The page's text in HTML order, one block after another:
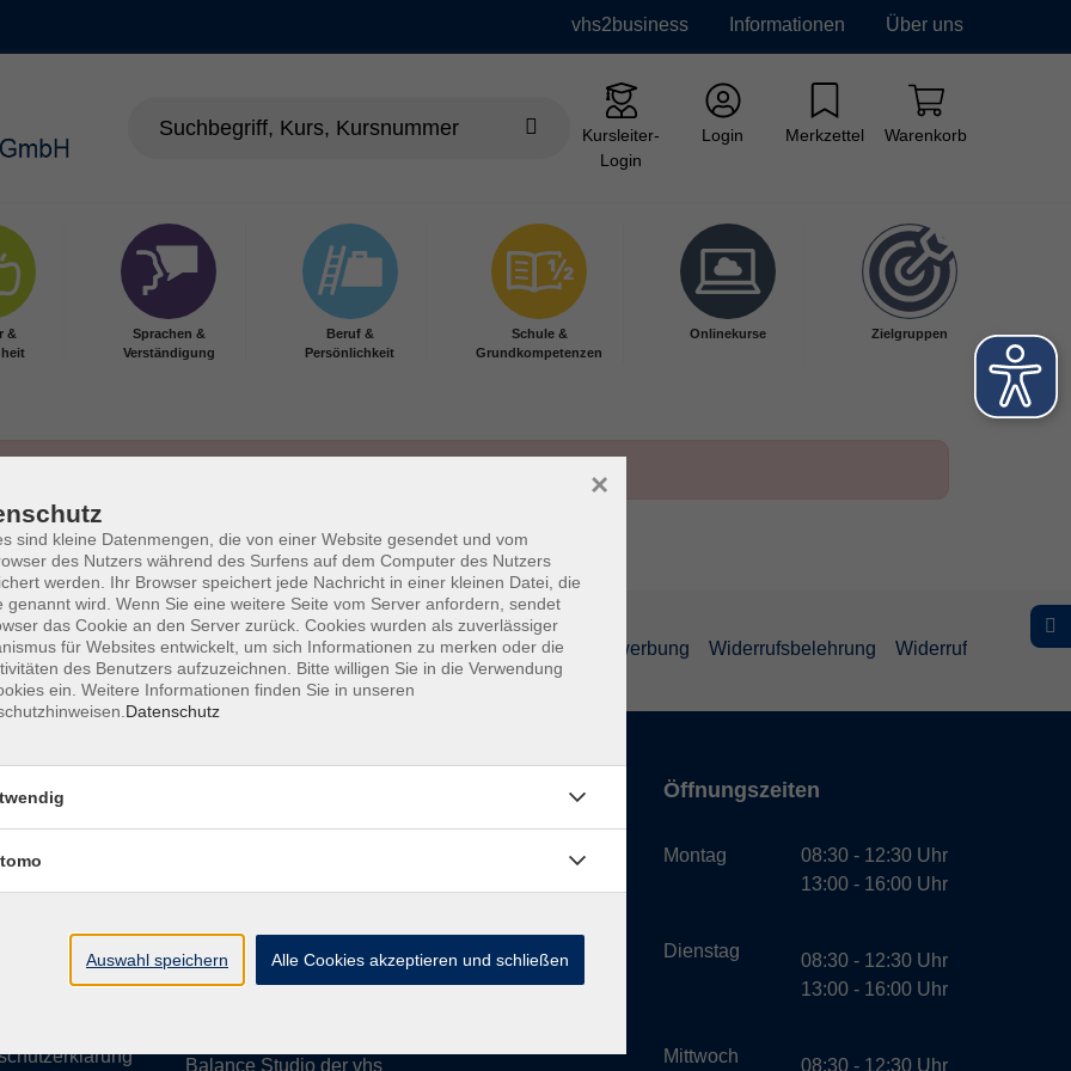
vhs2business Informationen Über uns
Kursleiter-
Login
Login Merkzettel Warenkorb
&
Sprachen &
Verständigung
Beruf &
Persönlichkeit
Schule &
Grundkompetenzen
Onlinekurse Zielgruppen
Barrierefreiheit AGB Datenschutzerklärung Datenschutz Bewerbung Widerrufsbelehrung Widerruf
Tel. 0961 48178-0
Fax 0961 48178-55
Balance Studio der vhs
Öffnungszeiten
Montag
Dienstag
Mittwoch
08:30 - 12:30 Uhr
13:00 - 16:00 Uhr
08:30 - 12:30 Uhr
13:00 - 16:00 Uhr
08:30 - 12:30 Uhr
sind kleine Datenmengen, die von einer Website gesendet und vom
des Nutzers während des Surfens auf dem Computer des Nutzers
werden. Ihr Browser speichert jede Nachricht in einer kleinen Datei, die
genannt wird. Wenn Sie eine weitere Seite vom Server anfordern, sendet
das Cookie an den Server zurück. Cookies wurden als zuverlässiger
für Websites entwickelt, um sich Informationen zu merken oder die
des Benutzers aufzuzeichnen. Bitte willigen Sie in die Verwendung
ein. Weitere Informationen finden Sie in unseren
Datenschutz
×
Auswahl speichern Alle Cookies akzeptieren und schließen